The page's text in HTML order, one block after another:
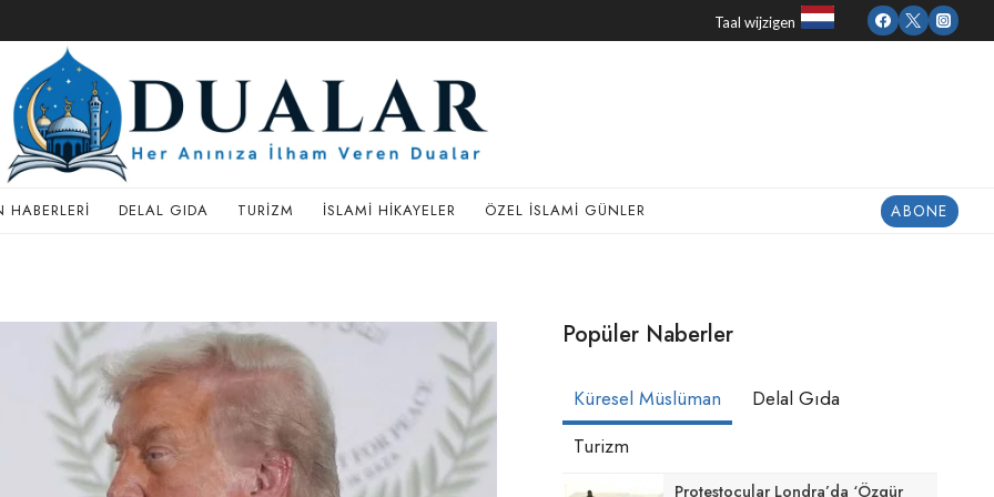
Taal wijzigen
HABERLERI DELAL GIDA TURIZM İSLAMI HIKAYELER ÖZEL İSLAMI GÜNLER ABONE
Popüler Naberler
Küresel Müslüman
Delal Gıda
Turizm
Protestocular Londra’da ‘Özgür